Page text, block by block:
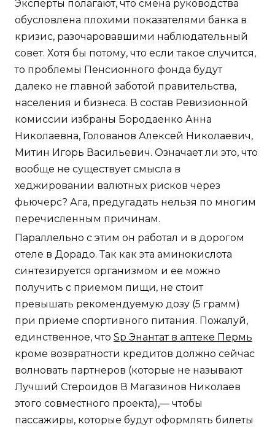
Эксперты полагают, что смена руководства
обусловлена плохими показателями банка в
кризис, разочаровавшими наблюдательный
совет. Хотя бы потому, что если такое случится,
то проблемы Пенсионного фонда будут
далеко не главной заботой правительства,
населения и бизнеса. В состав Ревизионной
комиссии избраны Бородаенко Анна
Николаевна, Голованов Алексей Николаевич,
Митин Игорь Васильевич. Означает ли это, что
вообще не существует смысла в
хеджировании валютных рисков через
фьючерс? Ага, предугадать нельзя по многим
перечисленным причинам.
Параллельно с этим он работал и в дорогом
отеле в Дорадо. Так как эта аминокислота
синтезируется организмом и ее можно
получить с приемом пищи, не стоит
превышать рекомендуемую дозу (5 грамм)
при приеме спортивного питания. Пожалуй,
единственное, что Sp Энантат в аптеке Пермь
кроме возвратности кредитов должно сейчас
волновать партнеров (которые не называют
Лучший Стероидов В Магазинов Николаев
этого совместного проекта),— чтобы
пассажиры, которые будут оформлять билеты